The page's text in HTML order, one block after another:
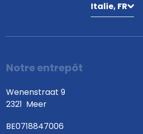
Italie, FR
Notre entrepôt
Wenenstraat 9
2321 Meer
BE0718847006